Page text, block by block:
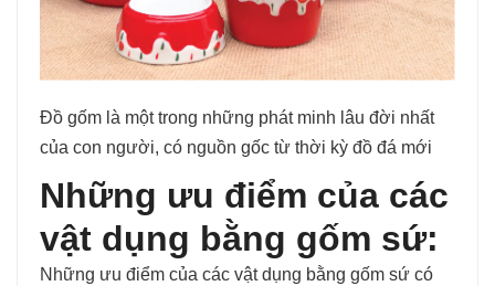
Đồ gốm là một trong những phát minh lâu đời nhất
của con người, có nguồn gốc từ thời kỳ đồ đá mới
Những ưu điểm của các
vật dụng bằng gốm sứ:
Những ưu điểm của các vật dụng bằng gốm sứ có